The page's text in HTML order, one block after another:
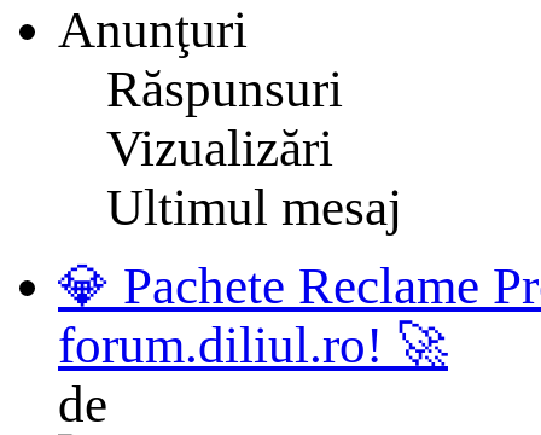
Anunţuri
Răspunsuri
Vizualizări
Ultimul mesaj
💎 Pachete Reclame
forum.diliul.ro! 🚀
de